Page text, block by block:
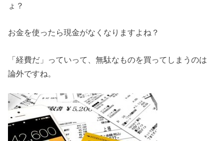
ょ？
お金を使ったら現金がなくなりますよね？
「経費だ」っていって、無駄なものを買ってしまうのは
論外ですね。